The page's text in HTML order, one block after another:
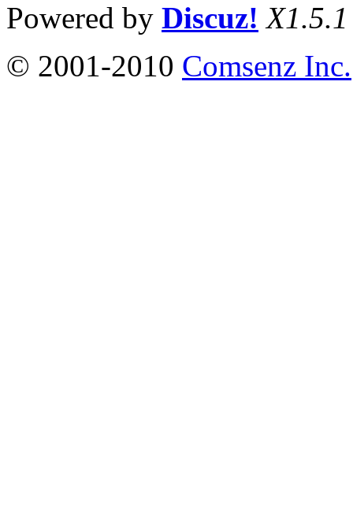
Powered by Discuz! X1.5.1
© 2001-2010 Comsenz Inc.